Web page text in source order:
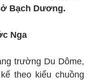
Bạch Dương.
Nga
trường Du Dôme,
theo kiểu chuồng